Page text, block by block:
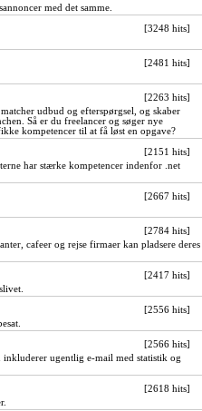
med det samme.
[3248 hits]
[2481 hits]
[2263 hits]
udbud og efterspørgsel, og skaber
Så er du freelancer og søger nye
kompetencer til at få løst en opgave?
[2151 hits]
har stærke kompetencer indenfor .net
[2667 hits]
[2784 hits]
cafeer og rejse firmaer kan pladsere deres
[2417 hits]
[2556 hits]
[2566 hits]
inkluderer ugentlig e-mail med statistik og
[2618 hits]